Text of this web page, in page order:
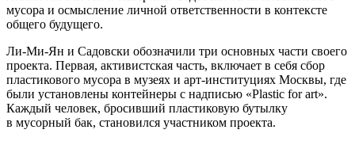
мусора и осмысление личной ответственности в контексте
общего будущего.
Ли-Ми-Ян и Садовски обозначили три основных части своего
проекта. Первая, активистская часть, включает в себя сбор
пластикового мусора в музеях и арт-институциях Москвы, где
были установлены контейнеры с надписью «Plastic for art».
Каждый человек, бросивший пластиковую бутылку
в мусорный бак, становился участником проекта.